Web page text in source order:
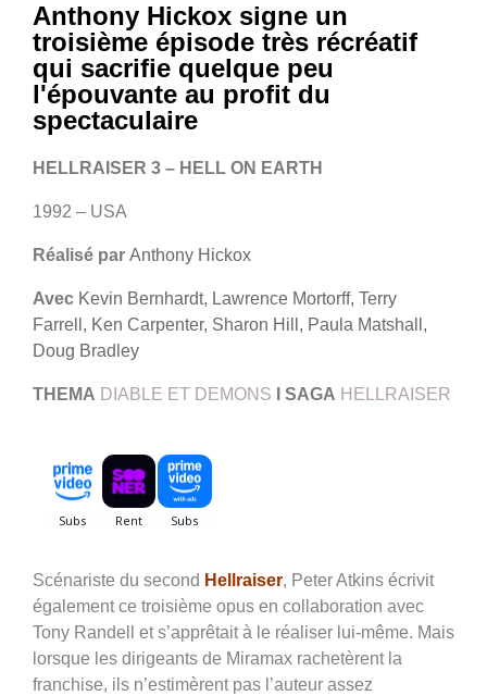
Anthony Hickox signe un
troisième épisode très récréatif
qui sacrifie quelque peu
l'épouvante au profit du
spectaculaire
HELLRAISER 3 – HELL ON EARTH
1992 – USA
Réalisé par Anthony Hickox
Avec Kevin Bernhardt, Lawrence Mortorff, Terry
Farrell, Ken Carpenter, Sharon Hill, Paula Matshall,
Doug Bradley
THEMA DIABLE ET DEMONS SAGA HELLRAISER
Scénariste du second Hellraiser, Peter Atkins écrivit
également ce troisième opus en collaboration avec
Tony Randell et s’apprêtait à le réaliser lui-même. Mais
lorsque les dirigeants de Miramax rachetèrent la
franchise, ils n’estimèrent pas l’auteur assez